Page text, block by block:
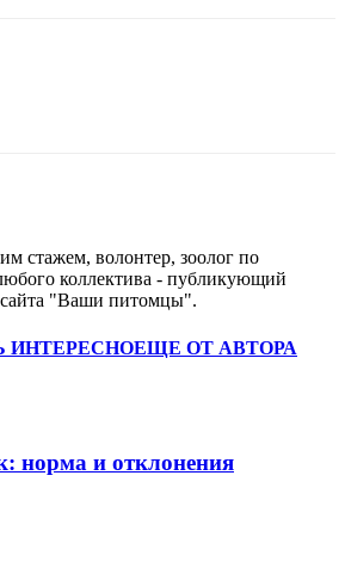
стажем, волонтер, зоолог по
коллектива - публикующий
сайта "Ваши питомцы".
ИНТЕРЕСНОЕЩЕ ОТ АВТОРА
норма и отклонения